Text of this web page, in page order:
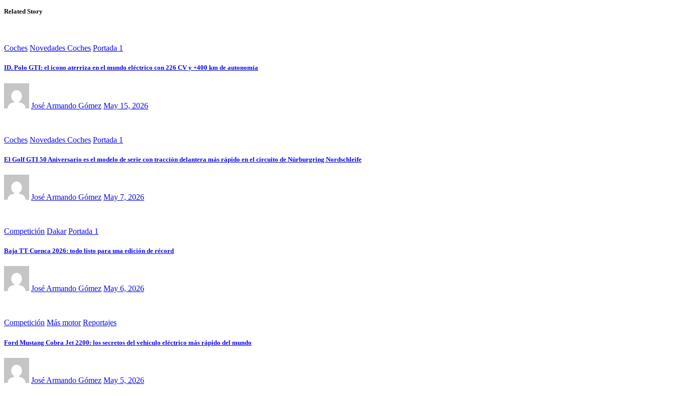
Related Story
Coches Novedades Coches Portada 1
ID. Polo GTI: el icono aterriza en el mundo eléctrico con 226 CV y +400 km de autonomía
José Armando Gómez May 15, 2026
Coches Novedades Coches Portada 1
El Golf GTI 50 Aniversario es el modelo de serie con tracción delantera más rápido en el circuito de Nürburgring Nordschleife
José Armando Gómez May 7, 2026
Competición Dakar Portada 1
Baja TT Cuenca 2026: todo listo para una edición de récord
José Armando Gómez May 6, 2026
Competición Más motor Reportajes
Ford Mustang Cobra Jet 2200: los secretos del vehículo eléctrico más rápido del mundo
José Armando Gómez May 5, 2026